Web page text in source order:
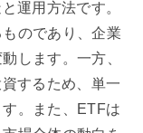
運用方法です。
のであり、企業
します。一方、
するため、単一
。また、ETFは